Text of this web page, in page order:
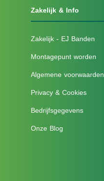
Zakelijk & Info
Zakelijk - EJ Banden
Montagepunt worden
Algemene voorwaarden
Privacy & Cookies
Bedrijfsgegevens
Onze Blog